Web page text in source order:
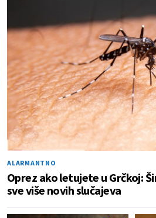
ALARMANTNO
Oprez ako letujete u Grčkoj:
sve više novih slučajeva